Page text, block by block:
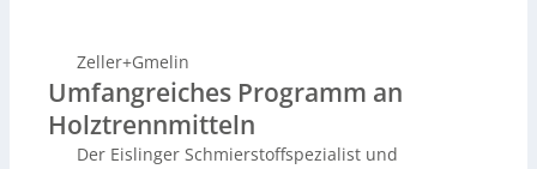
Zeller+Gmelin
Umfangreiches Programm an
Holztrennmitteln
Der Eislinger Schmierstoffspezialist und